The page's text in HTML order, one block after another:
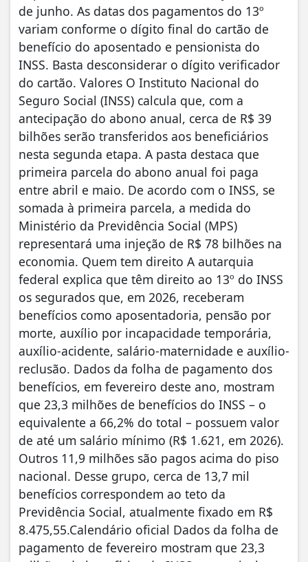
de junho. As datas dos pagamentos do 13º
variam conforme o dígito final do cartão de
benefício do aposentado e pensionista do
INSS. Basta desconsiderar o dígito verificador
do cartão. Valores O Instituto Nacional do
Seguro Social (INSS) calcula que, com a
antecipação do abono anual, cerca de R$ 39
bilhões serão transferidos aos beneficiários
nesta segunda etapa. A pasta destaca que
primeira parcela do abono anual foi paga
entre abril e maio. De acordo com o INSS, se
somada à primeira parcela, a medida do
Ministério da Previdência Social (MPS)
representará uma injeção de R$ 78 bilhões na
economia. Quem tem direito A autarquia
federal explica que têm direito ao 13º do INSS
os segurados que, em 2026, receberam
benefícios como aposentadoria, pensão por
morte, auxílio por incapacidade temporária,
auxílio-acidente, salário-maternidade e auxílio-
reclusão. Dados da folha de pagamento dos
benefícios, em fevereiro deste ano, mostram
que 23,3 milhões de benefícios do INSS – o
equivalente a 66,2% do total – possuem valor
de até um salário mínimo (R$ 1.621, em 2026).
Outros 11,9 milhões são pagos acima do piso
nacional. Desse grupo, cerca de 13,7 mil
benefícios correspondem ao teto da
Previdência Social, atualmente fixado em R$
8.475,55.Calendário oficial Dados da folha de
pagamento de fevereiro mostram que 23,3